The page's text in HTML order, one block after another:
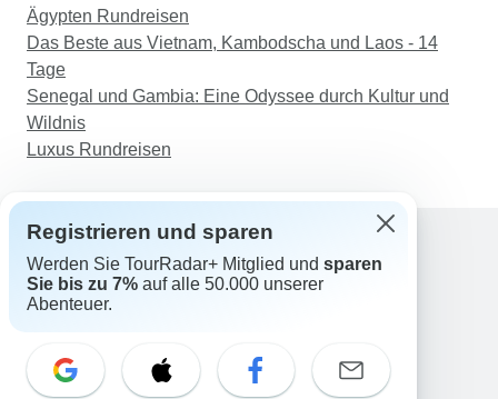
Ägypten Rundreisen
Das Beste aus Vietnam, Kambodscha und Laos - 14
Tage
Senegal und Gambia: Eine Odyssee durch Kultur und
Wildnis
Luxus Rundreisen
Support
Kontakt
Schweiz +41 225 183 195
Registrieren und sparen
Werden Sie TourRadar+ Mitglied und sparen
Sie bis zu 7% auf alle 50.000 unserer
Abenteuer.